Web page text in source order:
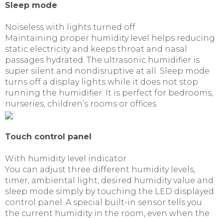
Sleep mode
Noiseless with lights turned off
Maintaining proper humidity level helps reducing
static electricity and keeps throat and nasal
passages hydrated. The ultrasonic humidifier is
super silent and nondisruptive at all. Sleep mode
turns off a display lights while it does not stop
running the humidifier. It is perfect for bedrooms,
nurseries, children’s rooms or offices.
Touch control panel
With humidity level indicator
You can adjust three different humidity levels,
timer, ambiental light, desired humidity value and
sleep mode simply by touching the LED displayed
control panel. A special built-in sensor tells you
the current humidity in the room, even when the